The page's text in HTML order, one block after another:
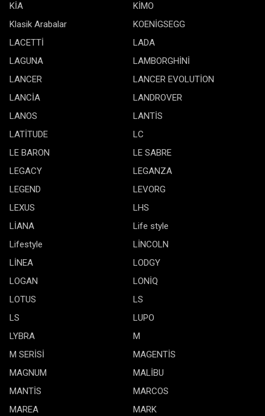
KİA
KİMO
Klasik Arabalar
KOENİGSEGG
LACETTİ
LADA
LAGUNA
LAMBORGHİNİ
LANCER
LANCER EVOLUTİON
LANCİA
LANDROVER
LANOS
LANTİS
LATİTUDE
LC
LE BARON
LE SABRE
LEGACY
LEGANZA
LEGEND
LEVORG
LEXUS
LHS
LİANA
Life style
Lifestyle
LİNCOLN
LİNEA
LODGY
LOGAN
LONİQ
LOTUS
LS
LS
LUPO
LYBRA
M
M SERİSİ
MAGENTİS
MAGNUM
MALİBU
MANTİS
MARCOS
MAREA
MARK